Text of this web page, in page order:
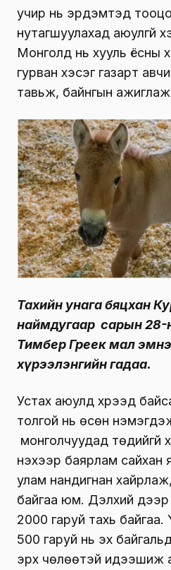
учир нь эрдэмтэд
нутагшуулахад аюулгүй
Монголд нь хууль ёсны
гурван хэсэг газарт
тавьж, байнгын
Тахийн унага бяцхан
наймдугаар сарын 28-
Тимбер Греек мал
хүрээлэнгийн гадаа.
Устах аюулд хүрээд
толгой нь өсөн
монголчуудад төдийгүй
үнэхээр баярлам
улам нандигнан
байгаа юм. Дэлхий
2000 гаруй тахь байгаа.
500 гаруй нь эх
эрх чөлөөтэй идээшиж